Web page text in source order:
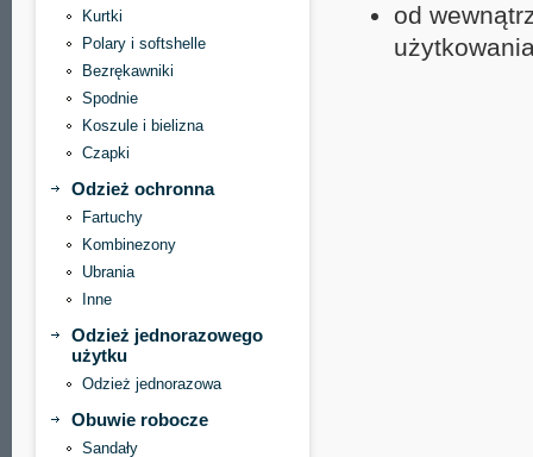
Kurtki
Polary i softshelle
Bezrękawniki
Spodnie
Koszule i bielizna
Czapki
Odzież ochronna
Fartuchy
Kombinezony
Ubrania
Inne
Odzież jednorazowego
użytku
Odzież jednorazowa
Obuwie robocze
Sandały
od